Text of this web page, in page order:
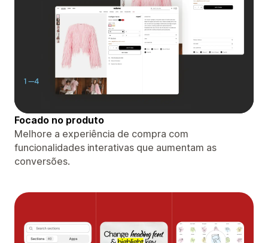
Focado no produto
Melhore a experiência de compra com
funcionalidades interativas que aumentam as
conversões.